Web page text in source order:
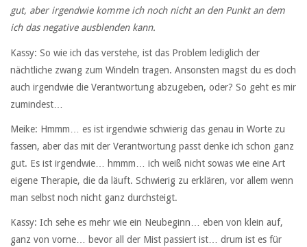
gut, aber irgendwie komme ich noch nicht an den Punkt an dem
ich das negative ausblenden kann.
Kassy: So wie ich das verstehe, ist das Problem lediglich der
nächtliche zwang zum Windeln tragen. Ansonsten magst du es doch
auch irgendwie die Verantwortung abzugeben, oder? So geht es mir
zumindest…
Meike: Hmmm… es ist irgendwie schwierig das genau in Worte zu
fassen, aber das mit der Verantwortung passt denke ich schon ganz
gut. Es ist irgendwie… hmmm… ich weiß nicht sowas wie eine Art
eigene Therapie, die da läuft. Schwierig zu erklären, vor allem wenn
man selbst noch nicht ganz durchsteigt.
Kassy: Ich sehe es mehr wie ein Neubeginn… eben von klein auf,
ganz von vorne… bevor all der Mist passiert ist… drum ist es für